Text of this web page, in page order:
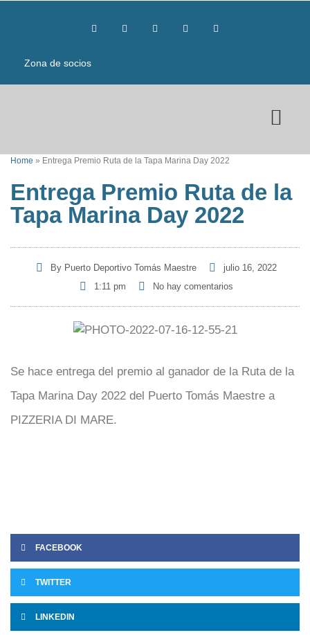
Zona de socios
Home » Entrega Premio Ruta de la Tapa Marina Day 2022
Entrega Premio Ruta de la
Tapa Marina Day 2022
ByPuerto Deportivo Tomás Maestre
julio 16, 2022
1:11 pm
No hay comentarios
Se hace entrega del premio al ganador de la Ruta de la
Tapa Marina Day 2022 del Puerto Tomás Maestre a
PIZZERIA DI MARE.
FACEBOOK
TWITTER
LINKEDIN